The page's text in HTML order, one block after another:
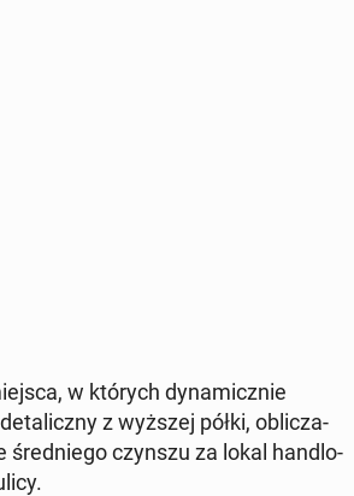
w których dy­na­micz­nie
z wyższej półki, ob­li­cza­
śred­nie­go czynszu za lokal han­dlo­